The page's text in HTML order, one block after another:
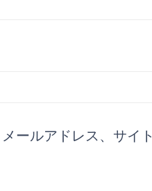
ールアドレス、サイト